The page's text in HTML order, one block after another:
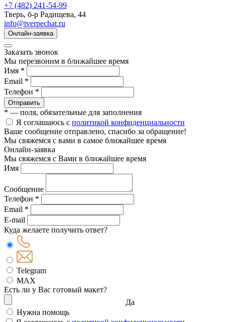
+7 (482) 241-54-99
Тверь, б-р Радищева, 44
info@tverpechat.ru
Онлайн-заявка
Заказать звонок
Мы перезвоним в ближайшее время
Имя *
Email *
Телефон *
Отправить
* — поля, обязательные для заполнения
Я соглашаюсь с политикой конфиденциальности
Ваше сообщение отправлено, спасибо за обращение!
Мы свяжемся с вами в самое ближайшее время
Онлайн-заявка
Мы свяжемся с Вами в ближайшее время
Имя
Сообщение
Телефон *
Email *
E-mail
Куда желаете получить ответ?
Telegram
MAX
Есть ли у Вас готовый макет?
Да
Нужна помощь